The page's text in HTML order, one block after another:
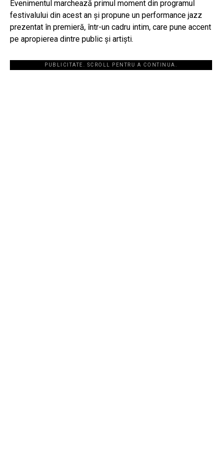
Evenimentul marchează primul moment din programul
festivalului din acest an și propune un performance jazz
prezentat în premieră, într-un cadru intim, care pune accent
pe apropierea dintre public și artiști.
PUBLICITATE. SCROLL PENTRU A CONTINUA.